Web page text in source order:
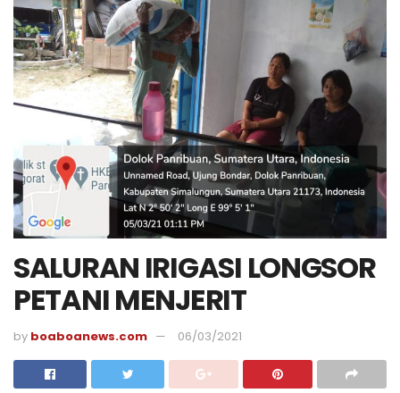
SALURAN IRIGASI LONGSOR
PETANI MENJERIT
by boaboanews.com 06/03/2021